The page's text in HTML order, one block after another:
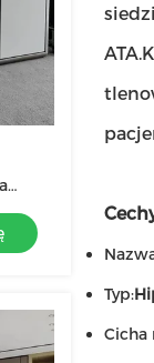
Typ:
Cicha